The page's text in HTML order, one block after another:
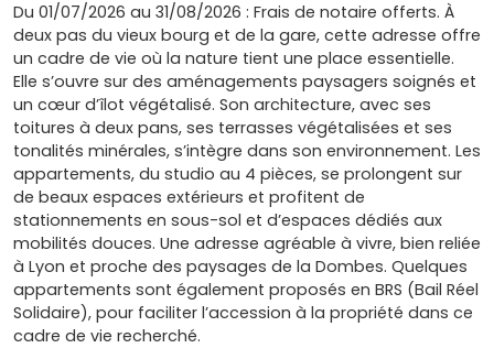
Du 01/07/2026 au 31/08/2026 : Frais de notaire offerts. À
deux pas du vieux bourg et de la gare, cette adresse offre
un cadre de vie où la nature tient une place essentielle.
Elle s’ouvre sur des aménagements paysagers soignés et
un cœur d’îlot végétalisé. Son architecture, avec ses
toitures à deux pans, ses terrasses végétalisées et ses
tonalités minérales, s’intègre dans son environnement. Les
appartements, du studio au 4 pièces, se prolongent sur
de beaux espaces extérieurs et profitent de
stationnements en sous-sol et d’espaces dédiés aux
mobilités douces. Une adresse agréable à vivre, bien reliée
à Lyon et proche des paysages de la Dombes. Quelques
appartements sont également proposés en BRS (Bail Réel
Solidaire), pour faciliter l’accession à la propriété dans ce
cadre de vie recherché.